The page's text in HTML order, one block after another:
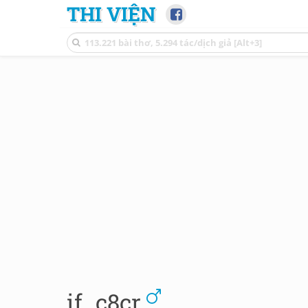
THI VIỆN
if_c8cr